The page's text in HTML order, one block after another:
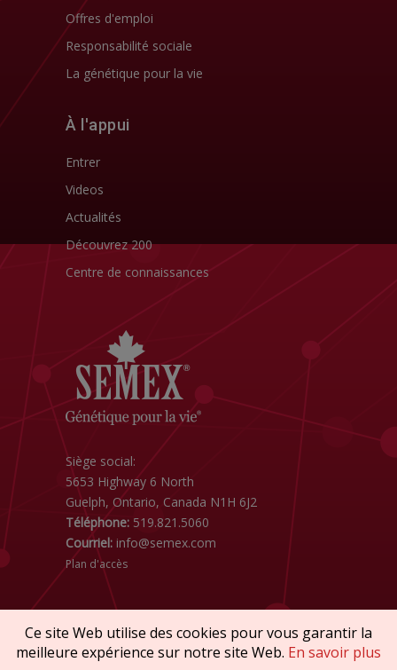
Offres d'emploi
Responsabilité sociale
La génétique pour la vie
À l'appui
Entrer
Videos
Actualités
Découvrez 200
Centre de connaissances
Siège social:
5653 Highway 6 North
Guelph, Ontario, Canada N1H 6J2
Téléphone: 519.821.5060
Courriel: info@semex.com
Plan d'accès
Ce site Web utilise des cookies pour vous garantir la
meilleure expérience sur notre site Web. En savoir plus